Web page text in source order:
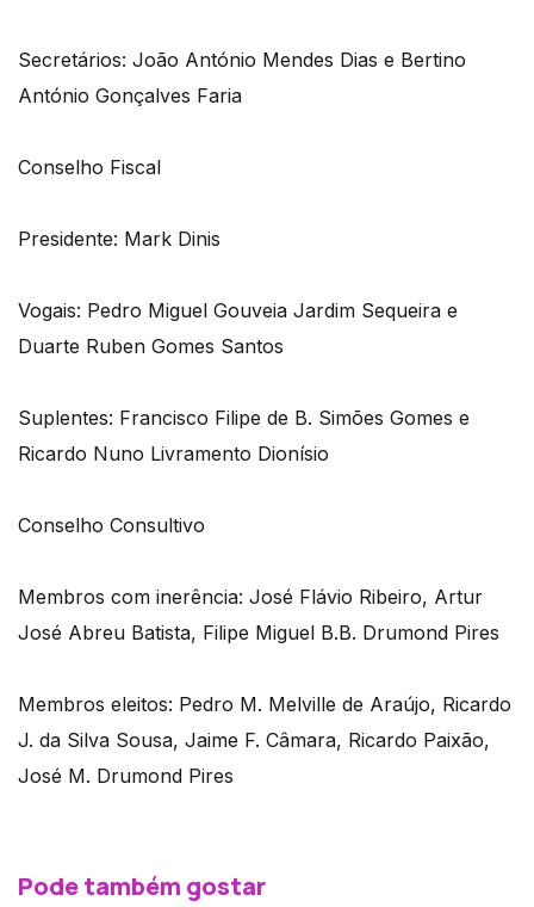
Secretários: João António Mendes Dias e Bertino
António Gonçalves Faria
Conselho Fiscal
Presidente: Mark Dinis
Vogais: Pedro Miguel Gouveia Jardim Sequeira e
Duarte Ruben Gomes Santos
Suplentes: Francisco Filipe de B. Simões Gomes e
Ricardo Nuno Livramento Dionísio
Conselho Consultivo
Membros com inerência: José Flávio Ribeiro, Artur
José Abreu Batista, Filipe Miguel B.B. Drumond Pires
Membros eleitos: Pedro M. Melville de Araújo, Ricardo
J. da Silva Sousa, Jaime F. Câmara, Ricardo Paixão,
José M. Drumond Pires
Pode também gostar